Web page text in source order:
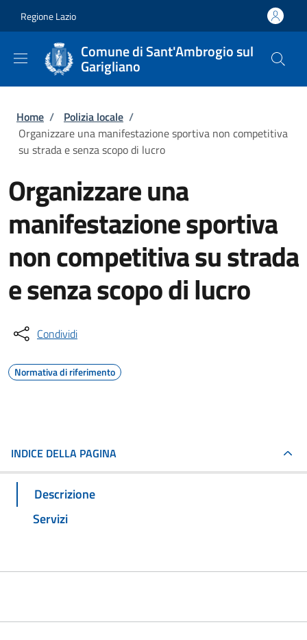
Regione Lazio
Comune di Sant'Ambrogio sul
Garigliano
Briciole di pane
Home / Polizia locale /
Organizzare una manifestazione sportiva non competitiva
su strada e senza scopo di lucro
Organizzare una
manifestazione sportiva
non competitiva su strada
e senza scopo di lucro
Condividi
Normativa di riferimento
INDICE DELLA PAGINA
Descrizione
Servizi